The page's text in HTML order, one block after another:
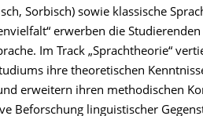
Sorbisch) sowie klassische
erwerben die
Im Track „Sprachtheorie“
ihre theoretischen
erweitern ihren methodischen
Beforschung linguistischer